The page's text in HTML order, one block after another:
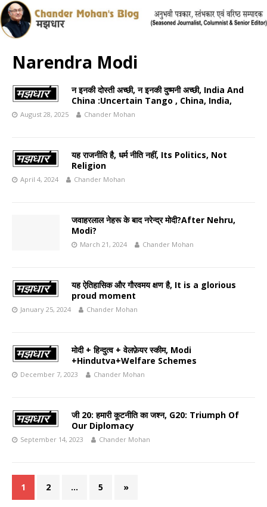
Narendra Modi
न इनकी दोस्ती अच्छी, न इनकी दुष्मनी अच्छी, India And
China :Uncertain Tango , China, India,
August 28, 2025 Chander Mohan
यह राजनीति है, धर्म नीति नहीं, Its Politics, Not
Religion
April 4, 2024 Chander Mohan
जवाहरलाल नेहरू के बाद नरेन्द्र मोदी?After Nehru,
Modi?
March 21, 2024 Chander Mohan
यह ऐतिहासिक और गौरवमय क्षण है, It is a glorious
proud moment
January 25, 2024 Chander Mohan
मोदी + हिन्दुत्व + वेलफ़ेयर स्कीम, Modi
+Hindutva+Welfare Schemes
December 7, 2023 Chander Mohan
जी 20: हमारी कूटनीति का जश्न, G20: Triumph Of
Our Diplomacy
September 14, 2023 Chander Mohan
1 2 … 5 »